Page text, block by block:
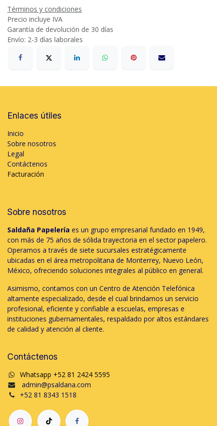
Términos y condiciones
Precio incluye IVA
Garantía de devolución de 30 días
Envío: 2-3 días laborales
Enlaces útiles
Inicio
Sobre nosotros
Legal
Contáctenos
Facturación
Sobre nosotros
Saldaña Papelería es un grupo empresarial fundado en 1949,
con más de 75 años de sólida trayectoria en el sector papelero.
Operamos a través de siete sucursales estratégicamente
ubicadas en el área metropolitana de Monterrey, Nuevo León,
México, ofreciendo soluciones integrales al público en general.
Asimismo, contamos con un Centro de Atención Telefónica
altamente especializado, desde el cual brindamos un servicio
profesional, eficiente y confiable a escuelas, empresas e
instituciones gubernamentales, respaldado por altos estándares
de calidad y atención al cliente.
Contáctenos
Whatsapp +52 81 2424 5595
admin@psaldana.com
+52 81 8343 1518